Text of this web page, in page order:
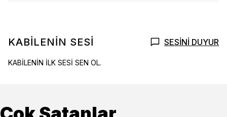
KABİLENİN SESİ SESİNİ DUYUR
KABİLENİN İLK SESİ SEN OL.